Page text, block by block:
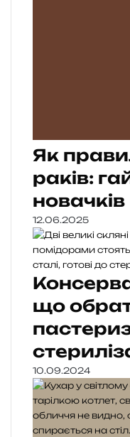
Як
раків:
новачків
12.06.2025
що
10.09.2024